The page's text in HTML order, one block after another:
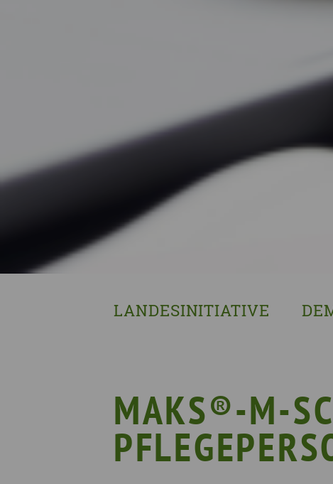
LANDESINITIATIVE
Mit wem wir arbeiten
Unterstützte Projekte
MAKS®-M-